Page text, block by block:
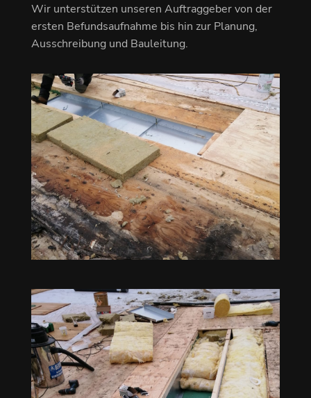
Wir unterstützen unseren Auftraggeber von der
ersten Befundsaufnahme bis hin zur Planung,
Ausschreibung und Bauleitung.